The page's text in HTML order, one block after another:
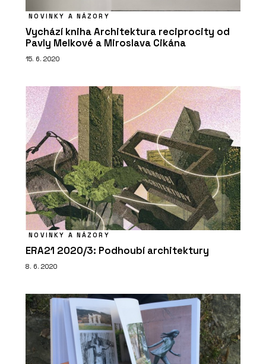
PRODUKTY
Lavička Spirit - Urbania
PRODUKTY
Lavička Lany - Urbania
PRODUKTY
Židle Bombshell - Urbania
NOVINKY A NÁZORY
Vychází kniha Architektura reciprocity od
Pavly Melkové a Miroslava Cikána
15. 6. 2020
NOVINKY A NÁZORY
ERA21 2020/3: Podhoubí architektury
8. 6. 2020